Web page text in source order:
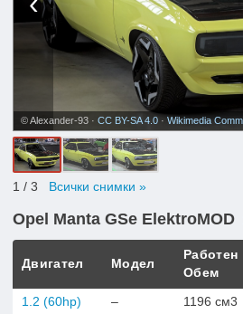
© Alexander-93 · CC BY-SA 4.0 · Wikimedia
1 / 3 Всички снимки »
Opel Manta GSe ElektroMOD
Двигател Модел
Работен
Обем
1.2 (60hp) – 1196 см3